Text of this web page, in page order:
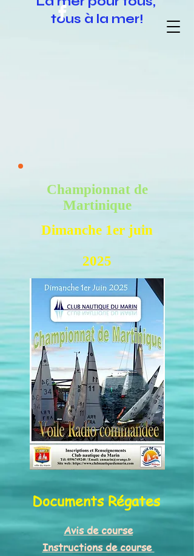
tous à la mer!
Championnat de
Martinique
Dimanche 1er juin
2025
Documents Régates
Avis de course
Instructions de course